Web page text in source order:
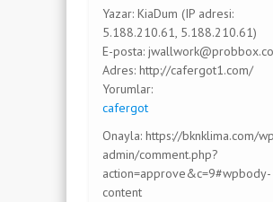
Yazar: KiaDum (IP adresi:
5.188.210.61, 5.188.210.61)
E-posta:
Adres: http://cafergot1.com/
Yorumlar:
cafergot
Onayla: https://bknklima.com/
admin/comment.php?
action=approve&c=9#wpbody-
content